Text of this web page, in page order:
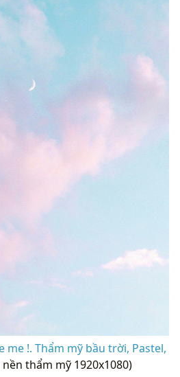
me !. Thẩm mỹ bầu trời, Pastel,
thẩm mỹ 1920x1080)